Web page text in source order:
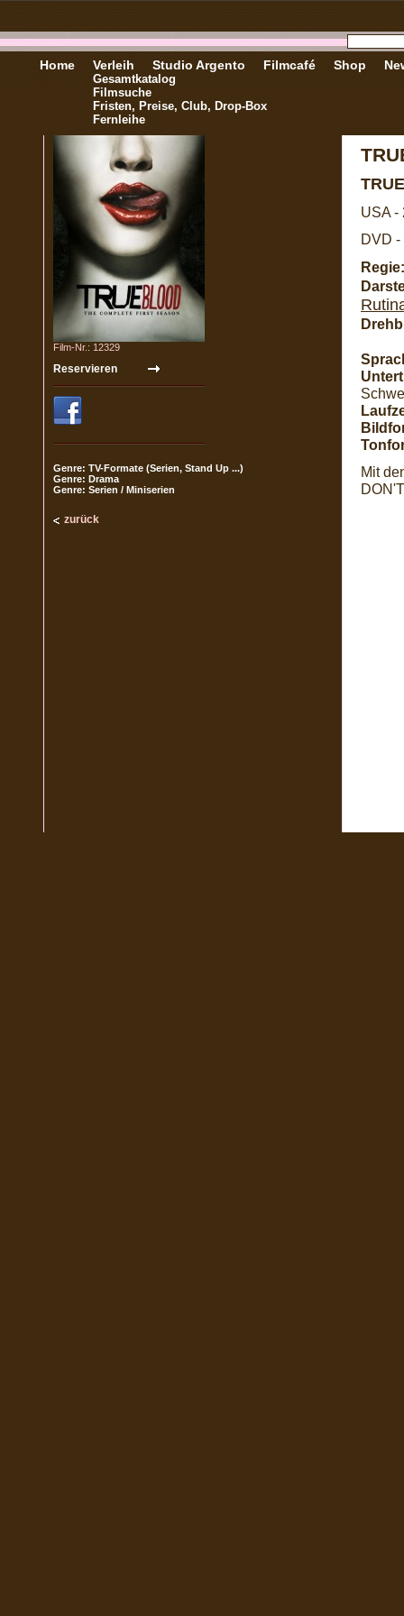
Home Verleih
Gesamtkatalog
Filmsuche
Fristen, Preise, Club, Drop-Box
Fernleihe
Studio Argento Filmcafé Shop
Film-Nr.: 12329
Genre: TV-Formate (Serien, Stand Up ...)
Genre: Drama
Genre: Serien / Miniserien
zurück
USA -
DVD -
Regie:
Mit